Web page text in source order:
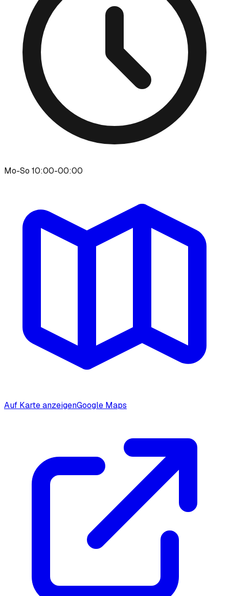
Mo-So 10:00-00:00
Auf Karte anzeigenGoogle Maps